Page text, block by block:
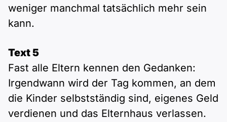
weniger manchmal tatsächlich mehr sein
kann.
Text 5
Fast alle Eltern kennen den Gedanken:
Irgendwann wird der Tag kommen, an dem
die Kinder selbstständig sind, eigenes Geld
verdienen und das Elternhaus verlassen.